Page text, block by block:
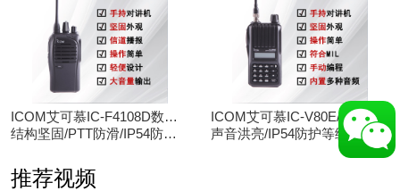
ICOM艾可慕IC-F4108D数字
对讲机
结构坚固/PTT防滑/IP54防护/
ICOM艾可慕IC-V80E/IC-
U80E手持对讲机（停产）
声音洪亮/IP54防护等级/手动
推荐视频